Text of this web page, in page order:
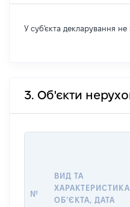
У суб'єкта декларування не
3. Об'єкти
№
ВИД ТА
ХАРАКТЕРИСТИКА
ОБʼЄКТА, ДАТА